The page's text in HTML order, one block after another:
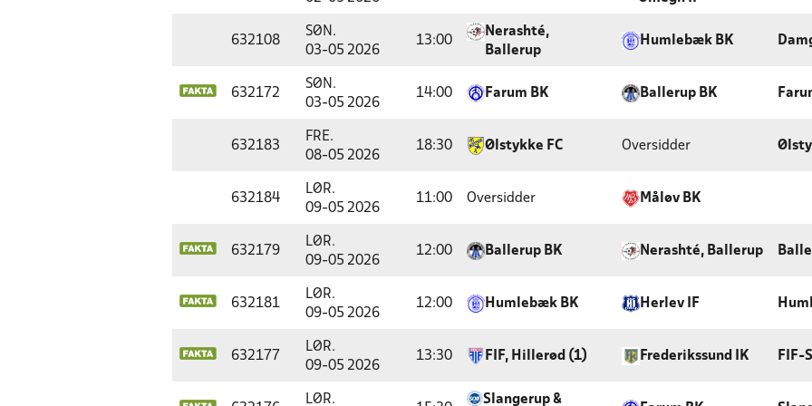
632108
SØN.
03-05 2026
13:00
Nerashté,
Ballerup
Humlebæk BK
632172
SØN.
03-05 2026
14:00 Farum BK Ballerup BK
632183
FRE.
08-05 2026
18:30 Ølstykke FC Oversidder
632184
LØR.
09-05 2026
11:00 Oversidder Måløv BK
632179
LØR.
09-05 2026
12:00 Ballerup BK Nerashté, Ballerup
632181
LØR.
09-05 2026
12:00 Humlebæk BK Herlev IF
632177
LØR.
09-05 2026
13:30 FIF, Hillerød (1) Frederikssund IK FIF-
LØR. Slangerup &